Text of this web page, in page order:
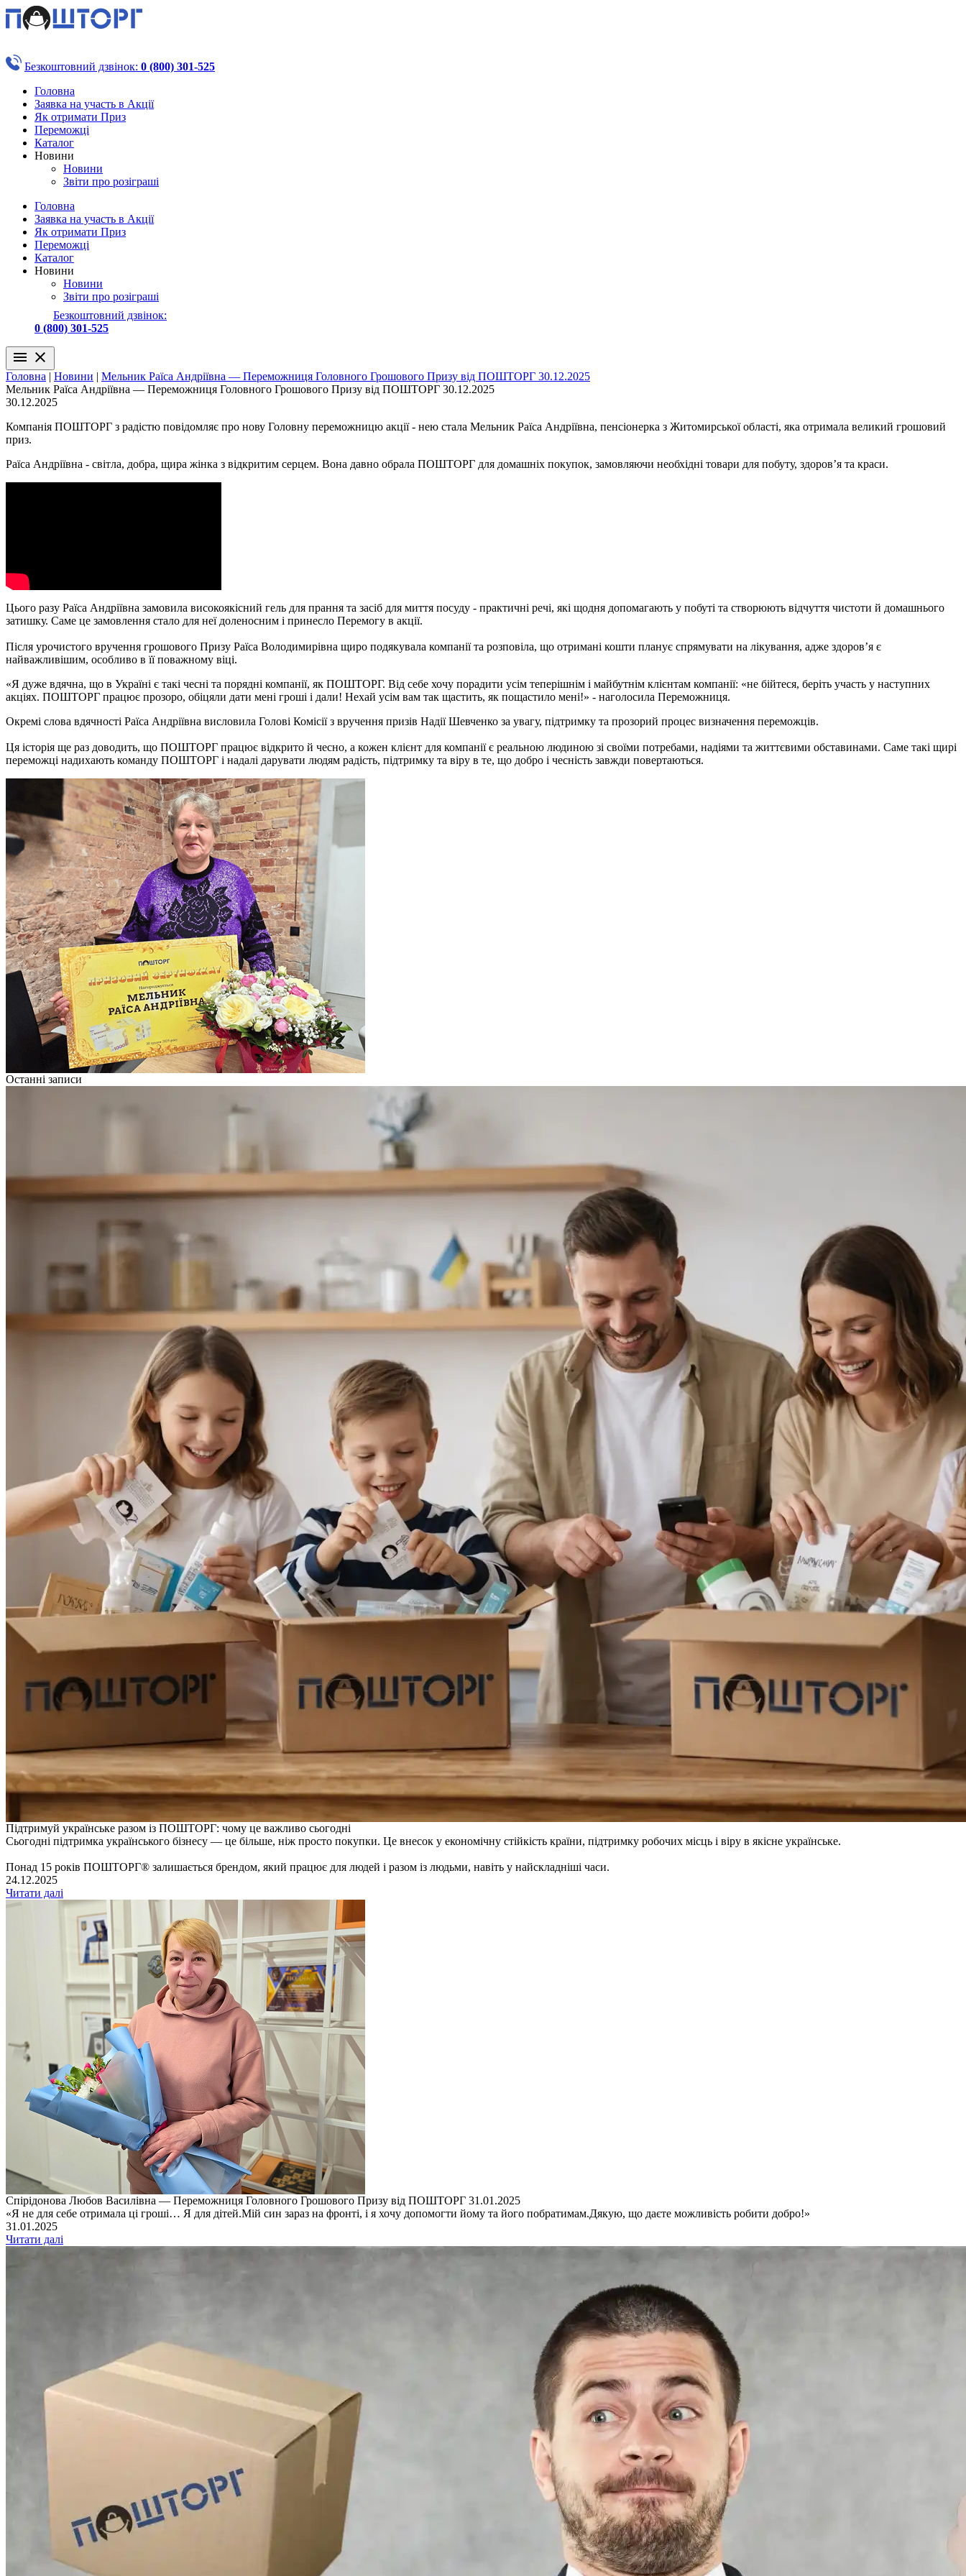
Безкоштовний дзвінок: 0 (800) 301-525
Головна
Заявка на участь в Акції
Як отримати Приз
Переможці
Каталог
Новини
Новини
Звіти про розіграші
Головна
Заявка на участь в Акції
Як отримати Приз
Переможці
Каталог
Новини
Новини
Звіти про розіграші
Безкоштовний дзвінок:
0 (800) 301-525
menu close
Головна | Новини | Мельник Раїса Андріївна — Переможниця Головного Грошового Призу від ПОШТОРГ 30.12.2025
Мельник Раїса Андріївна — Переможниця Головного Грошового Призу від ПОШТОРГ 30.12.2025
30.12.2025
Компанія ПОШТОРГ з радістю повідомляє про нову Головну переможницю акції - нею стала Мельник Раїса Андріївна, пенсіонерка з Житомирської області, яка отримала великий грошовий
приз.
Раїса Андріївна - світла, добра, щира жінка з відкритим серцем. Вона давно обрала ПОШТОРГ для домашніх покупок, замовляючи необхідні товари для побуту, здоров’я та краси.
Цього разу Раїса Андріївна замовила високоякісний гель для прання та засіб для миття посуду - практичні речі, які щодня допомагають у побуті та створюють відчуття чистоти й домашнього
затишку. Саме це замовлення стало для неї доленосним і принесло Перемогу в акції.
Після урочистого вручення грошового Призу Раїса Володимирівна щиро подякувала компанії та розповіла, що отримані кошти планує спрямувати на лікування, адже здоров’я є
найважливішим, особливо в її поважному віці.
«Я дуже вдячна, що в Україні є такі чесні та порядні компанії, як ПОШТОРГ. Від себе хочу порадити усім теперішнім і майбутнім клієнтам компанії: «не бійтеся, беріть участь у наступних
акціях. ПОШТОРГ працює прозоро, обіцяли дати мені гроші і дали! Нехай усім вам так щастить, як пощастило мені!» - наголосила Переможниця.
Окремі слова вдячності Раїса Андріївна висловила Голові Комісії з вручення призів Надії Шевченко за увагу, підтримку та прозорий процес визначення переможців.
Ця історія ще раз доводить, що ПОШТОРГ працює відкрито й чесно, а кожен клієнт для компанії є реальною людиною зі своїми потребами, надіями та життєвими обставинами. Саме такі щирі
переможці надихають команду ПОШТОРГ і надалі дарувати людям радість, підтримку та віру в те, що добро і чесність завжди повертаються.
Останні записи
Підтримуй українське разом із ПОШТОРГ: чому це важливо сьогодні
Сьогодні підтримка українського бізнесу — це більше, ніж просто покупки. Це внесок у економічну стійкість країни, підтримку робочих місць і віру в якісне українське.
Понад 15 років ПОШТОРГ® залишається брендом, який працює для людей і разом із людьми, навіть у найскладніші часи.
24.12.2025
Читати далі
Спірідонова Любов Василівна — Переможниця Головного Грошового Призу від ПОШТОРГ 31.01.2025
«Я не для себе отримала ці гроші… Я для дітей.Мій син зараз на фронті, і я хочу допомогти йому та його побратимам.Дякую, що даєте можливість робити добро!»
31.01.2025
Читати далі